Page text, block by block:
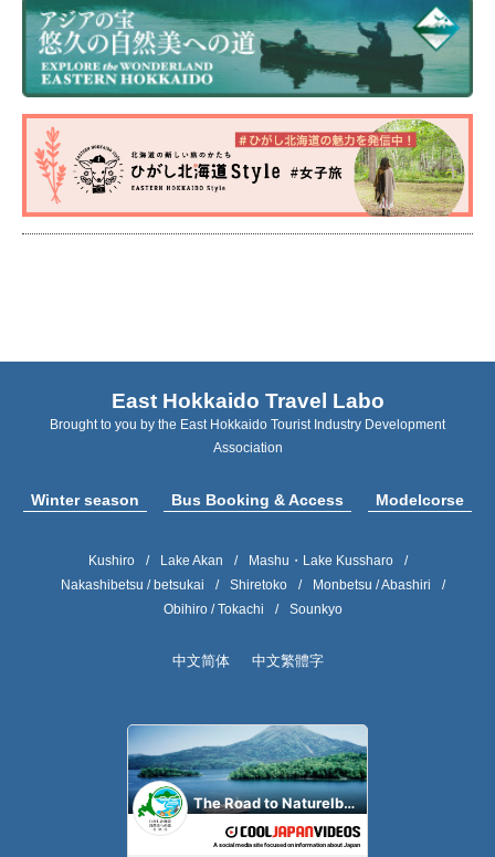
East Hokkaido Travel Labo
Brought to you by the East Hokkaido Tourist Industry Development
Association
Winter season Bus Booking & Access Modelcorse
Kushiro Lake Akan
Mashu・Lake Kussharo
Nakashibetsu / betsukai
Shiretoko
Monbetsu / Abashiri
Obihiro / Tokachi
Sounkyo
中文简体 中文繁體字